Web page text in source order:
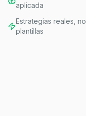
aplicada
Estrategias reales, no
plantillas